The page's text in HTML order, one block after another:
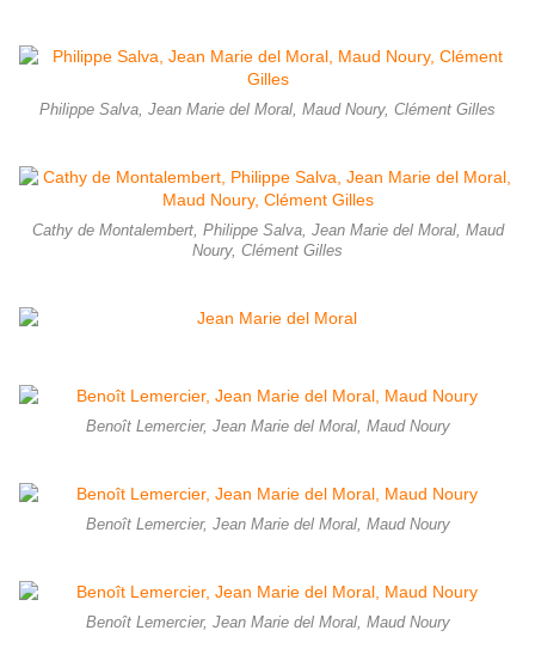
Philippe Salva, Jean Marie del Moral, Maud Noury, Clément Gilles
Cathy de Montalembert, Philippe Salva, Jean Marie del Moral, Maud
Noury, Clément Gilles
Benoît Lemercier, Jean Marie del Moral, Maud Noury
Benoît Lemercier, Jean Marie del Moral, Maud Noury
Benoît Lemercier, Jean Marie del Moral, Maud Noury